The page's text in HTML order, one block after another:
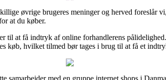
øvrige brugeres meninger og herved foreslår
at du køber.
til at få indtryk af online forhandlerens
køb, hvilket tilmed bør tages i brug til at få et
samarbejder med en gruppe internet shops i